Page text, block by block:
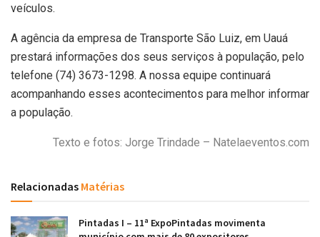
veículos.
A agência da empresa de Transporte São Luiz, em Uauá
prestará informações dos seus serviços à população, pelo
telefone (74) 3673-1298. A nossa equipe continuará
acompanhando esses acontecimentos para melhor informar
a população.
Texto e fotos: Jorge Trindade – Natelaeventos.com
Relacionadas Matérias
Pintadas I – 11ª ExpoPintadas movimenta